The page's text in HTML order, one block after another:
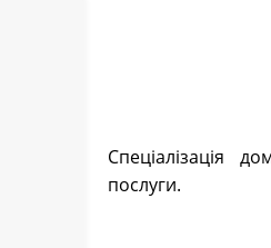
Спеціалізація
послуги.